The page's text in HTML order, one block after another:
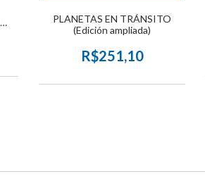
PLANETAS EN TRÁNSITO
(Edición ampliada)
R$251,10